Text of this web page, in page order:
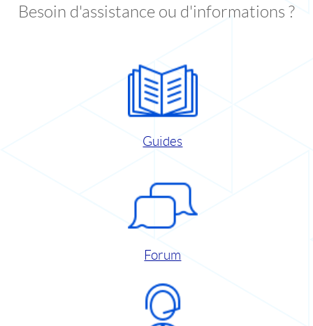
Besoin d'assistance ou d'informations ?
Guides
Forum